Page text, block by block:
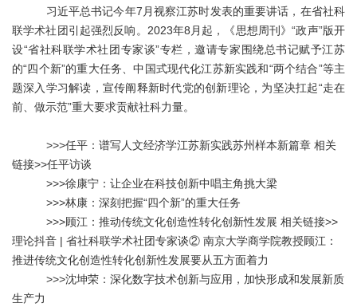
习近平总书记今年7月视察江苏时发表的重要讲话，在省社科
联学术社团引起强烈反响。2023年8月起，《思想周刊》“政声”版开
设“省社科联学术社团专家谈”专栏，邀请专家围绕总书记赋予江苏
的“四个新”的重大任务、中国式现代化江苏新实践和“两个结合”等主
题深入学习解读，宣传阐释新时代党的创新理论，为坚决扛起“走在
前、做示范”重大要求贡献社科力量。
>>>任平：谱写人文经济学江苏新实践苏州样本新篇章相关
链接>>任平访谈
>>>徐康宁：让企业在科技创新中唱主角挑大梁
>>>林康：深刻把握“四个新”的重大任务
>>>顾江：推动传统文化创造性转化创新性发展 相关链接>>
理论抖音 | 省社科联学术社团专家谈② 南京大学商学院教授顾江：
推进传统文化创造性转化创新性发展要从五方面着力
>>>沈坤荣：深化数字技术创新与应用，加快形成和发展新质
生产力